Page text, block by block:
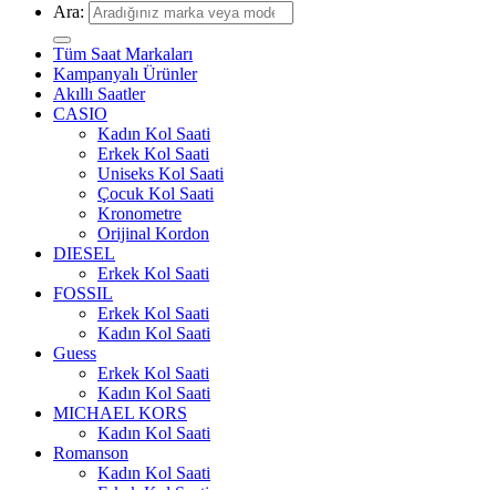
Ara:
Tüm Saat Markaları
Kampanyalı Ürünler
Akıllı Saatler
CASIO
Kadın Kol Saati
Erkek Kol Saati
Uniseks Kol Saati
Çocuk Kol Saati
Kronometre
Orijinal Kordon
DIESEL
Erkek Kol Saati
FOSSIL
Erkek Kol Saati
Kadın Kol Saati
Guess
Erkek Kol Saati
Kadın Kol Saati
MICHAEL KORS
Kadın Kol Saati
Romanson
Kadın Kol Saati